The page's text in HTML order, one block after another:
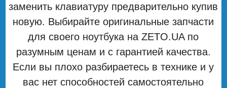
заменить клавиатуру предварительно купив
новую. Выбирайте оригинальные запчасти
для своего ноутбука на ZETO.UA по
разумным ценам и с гарантией качества.
Если вы плохо разбираетесь в технике и у
вас нет способностей самостоятельно